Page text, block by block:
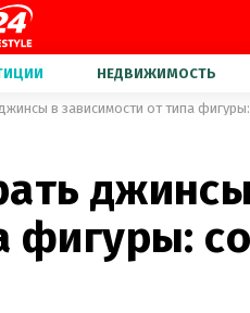
НЕДВИЖИМОСТЬ
в зависимости от типа
фигуры: